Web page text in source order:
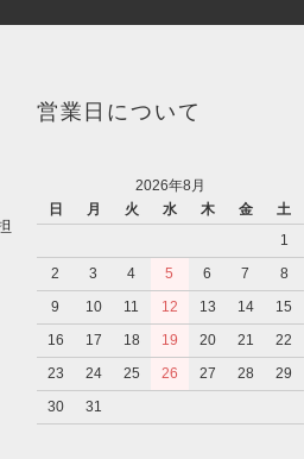
営業日について
2026年8月
日
月 火 水 木 金
土
1
2
3 4 5 6 7
8
9
10 11 12 13 14
15
16
17 18 19 20 21
22
23
24 25 26 27 28
29
30
31